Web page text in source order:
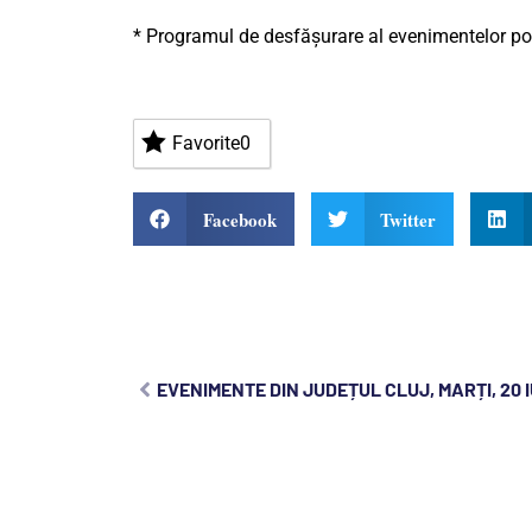
* Programul de desfășurare al evenimentelor
Favorite0
Facebook Twitter
EVENIMENTE DIN JUDEȚUL CLUJ, MARȚI, 20